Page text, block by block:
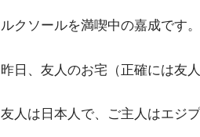
ルクソールを満喫中の嘉成です。
昨日、友人のお宅（正確には友
友人は日本人で、ご主人はエジプ